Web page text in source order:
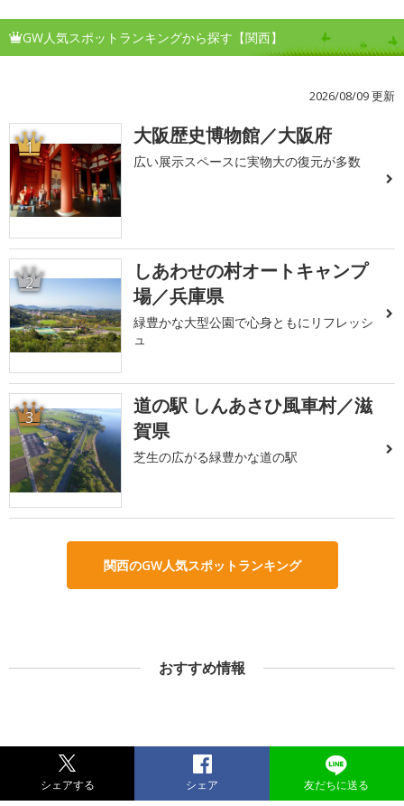
GW人気スポットランキングから探す【関西】
2026/08/09 更新
1 大阪歴史博物館／大阪府
広い展示スペースに実物大の復元が多数
2
しあわせの村オートキャンプ
場／兵庫県
緑豊かな大型公園で心身ともにリフレッシ
ュ
3
道の駅 しんあさひ風車村／滋
賀県
芝生の広がる緑豊かな道の駅
関西のGW人気スポットランキング
おすすめ情報
シェアする シェア 友だちに送る